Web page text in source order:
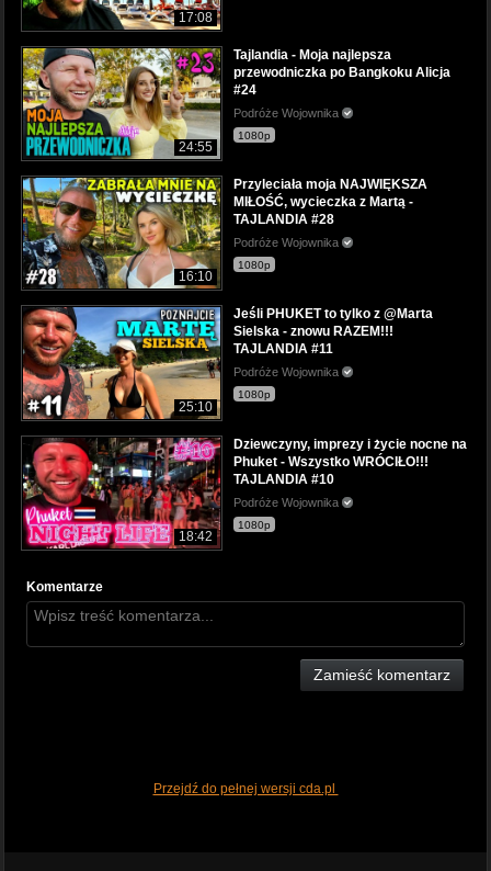
17:08
24:55
Tajlandia - Moja najlepsza
przewodniczka po Bangkoku Alicja
#24
Podróże Wojownika
1080p
16:10
Przyleciała moja NAJWIĘKSZA
MIŁOŚĆ, wycieczka z Martą -
TAJLANDIA #28
Podróże Wojownika
1080p
25:10
Jeśli PHUKET to tylko z @Marta
Sielska - znowu RAZEM!!!
TAJLANDIA #11
Podróże Wojownika
1080p
18:42
Dziewczyny, imprezy i życie nocne na
Phuket - Wszystko WRÓCIŁO!!!
TAJLANDIA #10
Podróże Wojownika
1080p
Komentarze
Zamieść komentarz
Przejdź do pełnej wersji cda.pl